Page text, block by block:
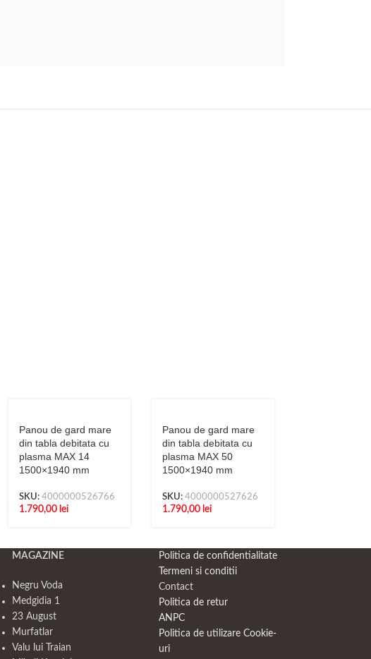
Panou de gard mare
din tabla debitata cu
plasma MAX 14
1500×1940 mm
SKU: 4000000526766
1.790,00 lei
Panou de gard mare
din tabla debitata cu
plasma MAX 50
1500×1940 mm
SKU:4000000527626
1.790,00 lei
MAGAZINE
Negru Voda
Medgidia 1
23 August
Murfatlar
Valu lui Traian
Politica de confidentialitate
Termeni si conditii
Contact
Politica de retur
ANPC
Politica de utilizare Cookie-
uri